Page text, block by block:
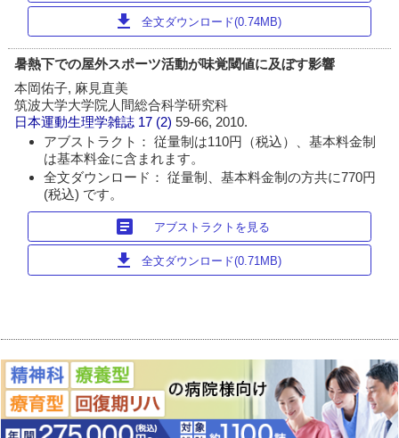
download 全文ダウンロード(0.74MB)
暑熱下での屋外スポーツ活動が味覚閾値に及ぼす影響
本岡佑子, 麻見直美
筑波大学大学院人間総合科学研究科
日本運動生理学雑誌 17 (2)59-66, 2010.
アブストラクト： 従量制は110円（税込）、基本料金制
は基本料金に含まれます。
全文ダウンロード： 従量制、基本料金制の方共に770円
(税込) です。
article アブストラクトを見る
download 全文ダウンロード(0.71MB)